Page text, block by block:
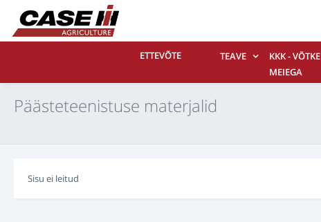
ETTEVÕTE TEAVE
KKK - VÕTKE
MEIEGA
Päästeteenistuse materjalid
Sisu ei leitud